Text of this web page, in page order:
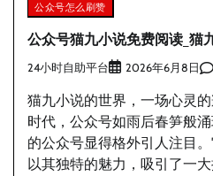
公众号怎么刷赞
公众号猫九小说免费阅读_猫
24小时自助平台 2026年6月8日
猫九小说的世界，一场心灵
时代，公众号如雨后春笋般
的公众号显得格外引人注目
以其独特的魅力，吸引了一